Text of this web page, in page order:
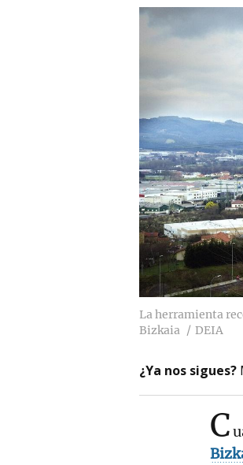
La herramienta
Bizkaia
DEIA
¿Ya nos sigues?
C